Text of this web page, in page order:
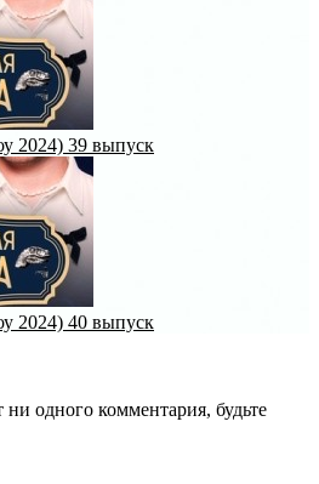
2024) 39 выпуск
2024) 40 выпуск
одного комментария, будьте